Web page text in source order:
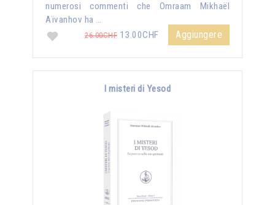
numerosi commenti che Omraam Mikhaël
Aïvanhov ha …
26.00CHF 13.00CHF Aggiungere
I misteri di Yesod